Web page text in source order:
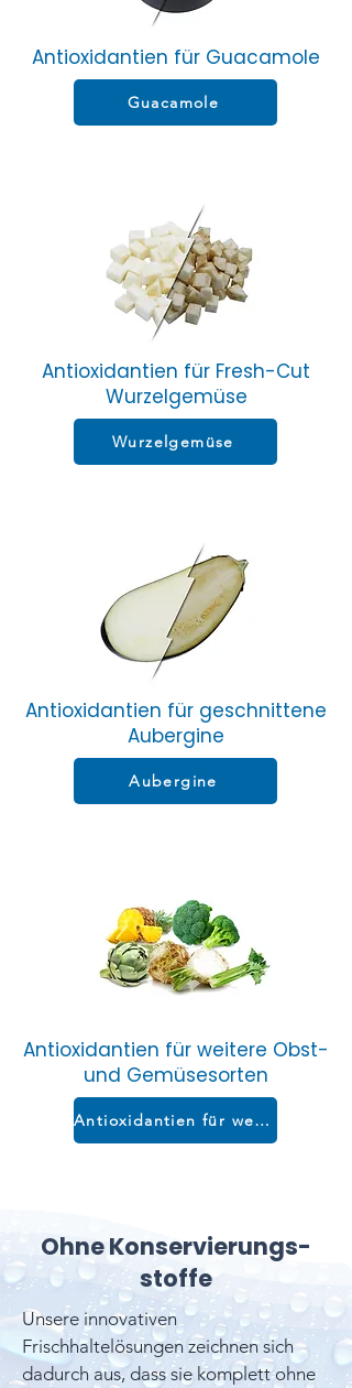
Antioxidantien für Guacamole
Guacamole
Antioxidantien für Fresh-Cut
Wurzelgemüse
Wurzelgemüse
Antioxidantien für geschnittene
Aubergine
Aubergine
Antioxidantien für weitere Obst-
und Gemüsesorten
Antioxidantien für weitere Obst- und Gemüsesorten
Ohne Konservierungs-
stoffe
Unsere innovativen
Frischhaltelösungen zeichnen sich
dadurch aus, dass sie komplett ohne